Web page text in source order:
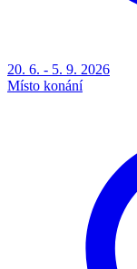
20. 6. - 5. 9. 2026
Místo konání